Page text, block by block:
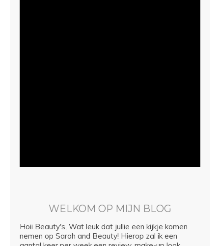
WELKOM OP MIJN BLOG
Hoii Beauty's, Wat leuk dat jullie een kijkje komen
nemen op Sarah and Beauty! Hierop zal ik een